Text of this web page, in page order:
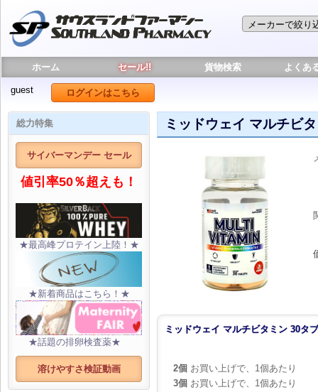
ホーム セール!! 貨物検索 よくあ
guest ログインはこちら
総力特集
サイバーマンデー セール
値引率50％超えも！
★最高峰プロテイン上陸！★
★新着商品はこちら！★
★話題の排卵検査薬★
溶けやすさ検証動画
ミッドウェイ マルチビ
ミッドウェイ マルチビタミン 30タ
2個 お買い上げで、1個あたり
3個 お買い上げで、1個あたり